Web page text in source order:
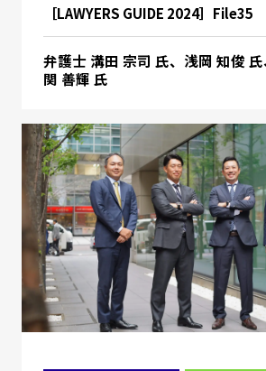
［LAWYERS GUIDE 2024］File35
弁護士 溝田 宗司 氏、浅岡 知俊 氏
関 善輝 氏